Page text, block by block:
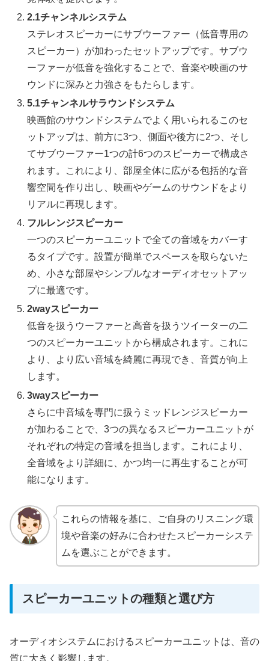
2.1チャンネルシステム
ステレオスピーカーにサブウーファー（低音専用の
スピーカー）が加わったセットアップです。サブウ
ーファーが低音を強化することで、音楽や映画のサ
ウンドに深みと力強さをもたらします。
5.1チャンネルサラウンドシステム
映画館のサウンドシステムでよく用いられるこのセ
ットアップは、前方に3つ、側面や後方に2つ、そし
てサブウーファー1つの計6つのスピーカーで構成さ
れます。これにより、部屋全体に広がる包括的な音
響空間を作り出し、映画やゲームのサウンドをより
リアルに再現します。
フルレンジスピーカー
一つのスピーカーユニットで全ての音域をカバーす
るタイプです。設置が簡単でスペースを取らないた
め、小さな部屋やシンプルなオーディオセットアッ
プに最適です。
2wayスピーカー
低音を扱うウーファーと高音を扱うツイーターの二
つのスピーカーユニットから構成されます。これに
より、より広い音域を綺麗に再現でき、音質が向上
します。
3wayスピーカー
さらに中音域を専門に扱うミッドレンジスピーカー
が加わることで、3つの異なるスピーカーユニットが
それぞれの特定の音域を担当します。これにより、
全音域をより詳細に、かつ均一に再生することが可
能になります。
これらの情報を基に、ご自身のリスニング環
境や音楽の好みに合わせたスピーカーシステ
ムを選ぶことができます。
スピーカーユニットの種類と選び方
オーディオシステムにおけるスピーカーユニットは、音の
質に大きく影響します。